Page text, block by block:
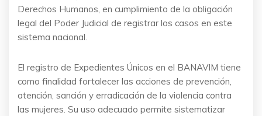
Derechos Humanos, en cumplimiento de la obligación
legal del Poder Judicial de registrar los casos en este
sistema nacional.
El registro de Expedientes Únicos en el BANAVIM tiene
como finalidad fortalecer las acciones de prevención,
atención, sanción y erradicación de la violencia contra
las mujeres. Su uso adecuado permite sistematizar